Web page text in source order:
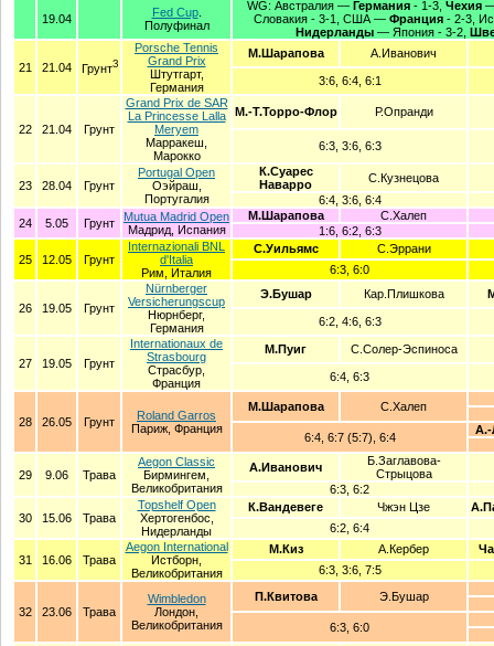
19.04 Fed Cup.
Полуфинал
WG: Австралия — Германия - 1-3, Чехия
Словакия - 3-1, США — Франция- 2-3,
Нидерланды— Япония - 3-2,
21 21.04 ГрунтЗ
Porsche Tennis
Grand Prix
Штутгарт,
Германия
М.Шарапова А.Иванович
3:6, 6:4, 6:1
22 21.04 Грунт
Grand Prix de SAR
La Princesse Lalla
Meryem
Марракеш,
Марокко
М.-Т.Торро-Флор Р.Опранди
6:3, 3:6, 6:3
23 28.04 Грунт
Portugal Open
Оэйраш,
Португалия
К.Суарес
Наварро
С.Кузнецова
6:4, 3:6, 6:4
24
5.05 Грунт
Mutua Madrid Open
Мадрид, Испания
М.Шарапова
С.Халеп
1:6, 6:2, 6:3
25 12.05 Грунт
Internazionali BNL
d'Italia
Рим, Италия
С.Уильямс
С.Эррани
6:3, 6:0
26 19.05 Грунт
Nürnberger
Versicherungscup
Нюрнберг,
Германия
Э.Бушар Кар.Плишкова
6:2, 4:6, 6:3
27 19.05 Грунт
Internationaux de
Strasbourg
Страсбур,
Франция
М.Пуиг С.Солер-Эспиноса
6:4, 6:3
28 26.05 Грунт
Roland Garros
Париж, Франция
М.Шарапова С.Халеп
6:4, 6:7 (5:7), 6:4
А.-
29 9.06 Трава
Aegon Classic
Бирмингем,
Великобритания
А.Иванович
Б.Заглавова-
Стрыцова
6:3, 6:2
30 15.06 Трава
Topshelf Open
Хертогенбос,
Нидерланды
К.Вандевеге Чжэн Цзе
6:2, 6:4
31 16.06 Трава
Aegon International
Истборн,
Великобритания
М.Киз А.Кербер
6:3, 3:6, 7:5
32 23.06 Трава
Wimbledon
Лондон,
Великобритания
П.Квитова Э.Бушар
6:3, 6:0